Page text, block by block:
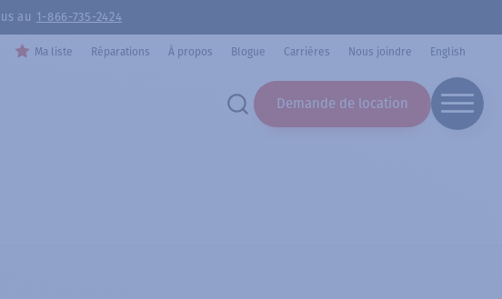
au 1-866-735-2424
Ma liste Réparations À propos Blogue Carrières Nous joindre English
Demande de location